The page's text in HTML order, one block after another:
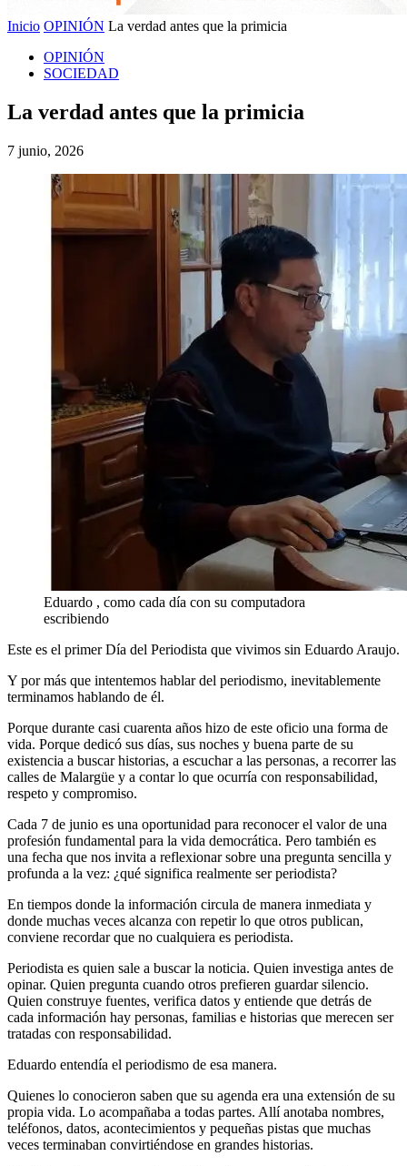
Inicio OPINIÓN La verdad antes que la primicia
OPINIÓN
SOCIEDAD
La verdad antes que la primicia
7 junio, 2026
Eduardo , como cada día con su computadora
escribiendo
Este es el primer Día del Periodista que vivimos sin Eduardo Araujo.
Y por más que intentemos hablar del periodismo, inevitablemente
terminamos hablando de él.
Porque durante casi cuarenta años hizo de este oficio una forma de
vida. Porque dedicó sus días, sus noches y buena parte de su
existencia a buscar historias, a escuchar a las personas, a recorrer las
calles de Malargüe y a contar lo que ocurría con responsabilidad,
respeto y compromiso.
Cada 7 de junio es una oportunidad para reconocer el valor de una
profesión fundamental para la vida democrática. Pero también es
una fecha que nos invita a reflexionar sobre una pregunta sencilla y
profunda a la vez: ¿qué significa realmente ser periodista?
En tiempos donde la información circula de manera inmediata y
donde muchas veces alcanza con repetir lo que otros publican,
conviene recordar que no cualquiera es periodista.
Periodista es quien sale a buscar la noticia. Quien investiga antes de
opinar. Quien pregunta cuando otros prefieren guardar silencio.
Quien construye fuentes, verifica datos y entiende que detrás de
cada información hay personas, familias e historias que merecen ser
tratadas con responsabilidad.
Eduardo entendía el periodismo de esa manera.
Quienes lo conocieron saben que su agenda era una extensión de su
propia vida. Lo acompañaba a todas partes. Allí anotaba nombres,
teléfonos, datos, acontecimientos y pequeñas pistas que muchas
veces terminaban convirtiéndose en grandes historias.